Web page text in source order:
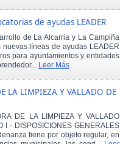
de ayudas LEADER
de La Alcarria y La Campiña
líneas de ayudas LEADER
para ayuntamientos y entidades
Leer Más
LA LIMPIEZA Y VALLADO DE
DE LA LIMPIEZA Y VALLADO
I - DISPOSICIONES GENERALES
tiene por objeto regular, en